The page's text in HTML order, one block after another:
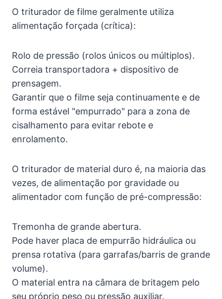
O triturador de filme geralmente utiliza
alimentação forçada (crítica):
Rolo de pressão (rolos únicos ou múltiplos).
Correia transportadora + dispositivo de
prensagem.
Garantir que o filme seja continuamente e de
forma estável "empurrado" para a zona de
cisalhamento para evitar rebote e
enrolamento.
O triturador de material duro é, na maioria das
vezes, de alimentação por gravidade ou
alimentador com função de pré-compressão:
Tremonha de grande abertura.
Pode haver placa de empurrão hidráulica ou
prensa rotativa (para garrafas/barris de grande
volume).
O material entra na câmara de britagem pelo
seu próprio peso ou pressão auxiliar.